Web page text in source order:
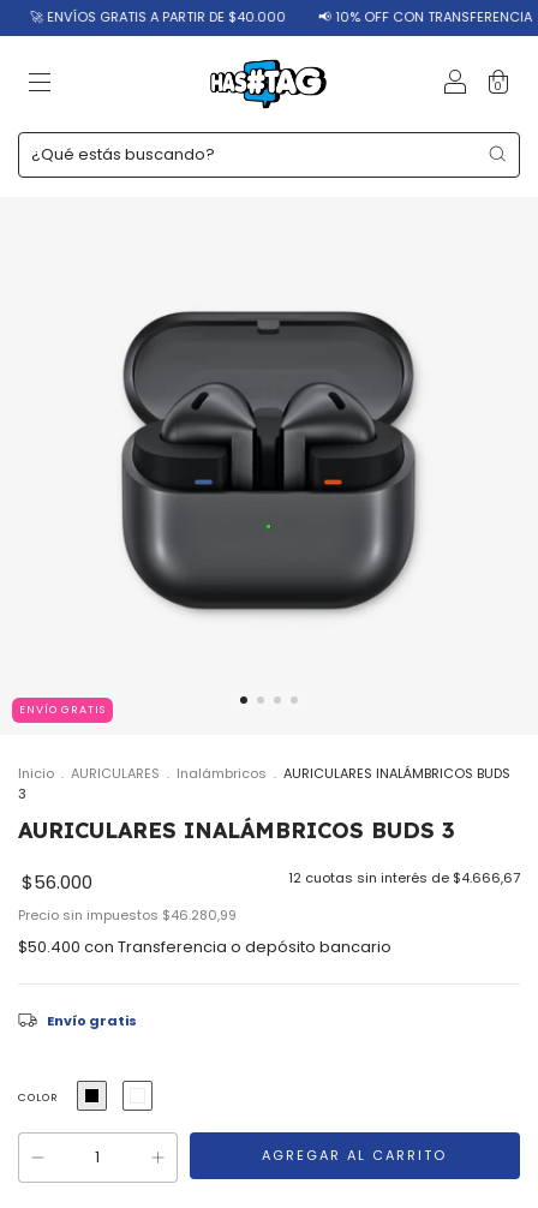
🚀 ENVÍOS GRATIS A PARTIR DE $40.000 📢 10% OFF CON TRANSFERENCIA
0
ENVÍO GRATIS
Inicio . AURICULARES . Inalámbricos . AURICULARES INALÁMBRICOS BUDS
3
AURICULARES INALÁMBRICOS BUDS 3
$56.000 12 cuotas sin interés de $4.666,67
Precio sin impuestos $46.280,99
$50.400 con Transferencia o depósito bancario
Envío gratis
COLOR